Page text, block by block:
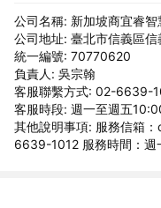
公司名稱: 新加坡商宜睿
公司地址: 臺北市信義區
統一編號: 70770620
負責人: 吳宗翰
客服聯繫方式: 02-6639-
客服時段: 週一至週五
其他說明事項: 服務信箱
6639-1012 服務時間：